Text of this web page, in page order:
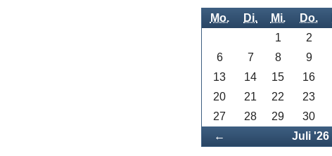
Mo. Di. Mi. Do.
← Juli '26
1 2
6
7 8 9
13
14 15 16
20
21 22 23
27
28 29 30